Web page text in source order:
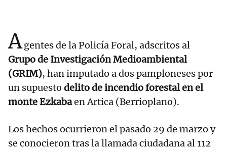
Agentes de la Policía Foral, adscritos al
Grupo de Investigación Medioambiental
(GRIM), han imputado a dos pamploneses por
un supuesto delito de incendio forestal en el
monte Ezkabaen Artica (Berrioplano).
Los hechos ocurrieron el pasado 29 de marzo y
se conocieron tras la llamada ciudadana al 112